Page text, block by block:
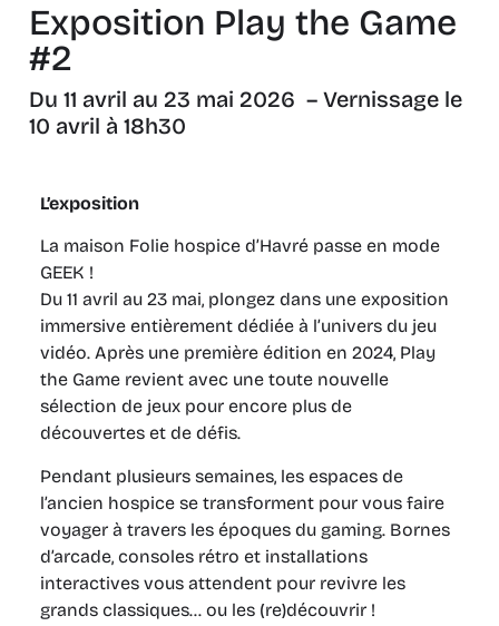
Exposition Play the Game
#2
Du 11 avril au 23 mai 2026 – Vernissage le
10 avril à 18h30
L’exposition
La maison Folie hospice d’Havré passe en mode
GEEK !
Du 11 avril au 23 mai, plongez dans une exposition
immersive entièrement dédiée à l’univers du jeu
vidéo. Après une première édition en 2024, Play
the Game revient avec une toute nouvelle
sélection de jeux pour encore plus de
découvertes et de défis.
Pendant plusieurs semaines, les espaces de
l’ancien hospice se transforment pour vous faire
voyager à travers les époques du gaming. Bornes
d’arcade, consoles rétro et installations
interactives vous attendent pour revivre les
grands classiques… ou les (re)découvrir !